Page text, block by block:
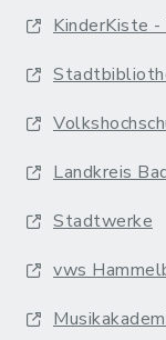
KinderKiste
Landkreis
Stadtwerke
vws